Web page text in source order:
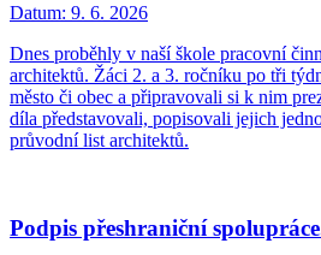
Datum: 9. 6. 2026
Dnes proběhly v naší škole pracovní
architektů. Žáci 2. a 3. ročníku po tři
město či obec a připravovali si k nim
díla představovali, popisovali jejich
průvodní list architektů.
Podpis přeshraniční